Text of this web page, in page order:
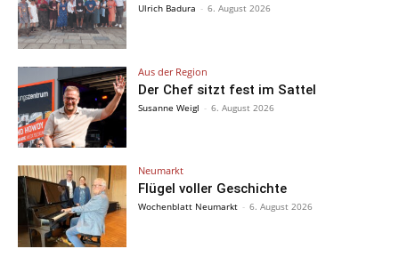
Ulrich Badura - 6. August 2026
Aus der Region
Der Chef sitzt fest im Sattel
Susanne Weigl - 6. August 2026
Neumarkt
Flügel voller Geschichte
Wochenblatt Neumarkt - 6. August 2026